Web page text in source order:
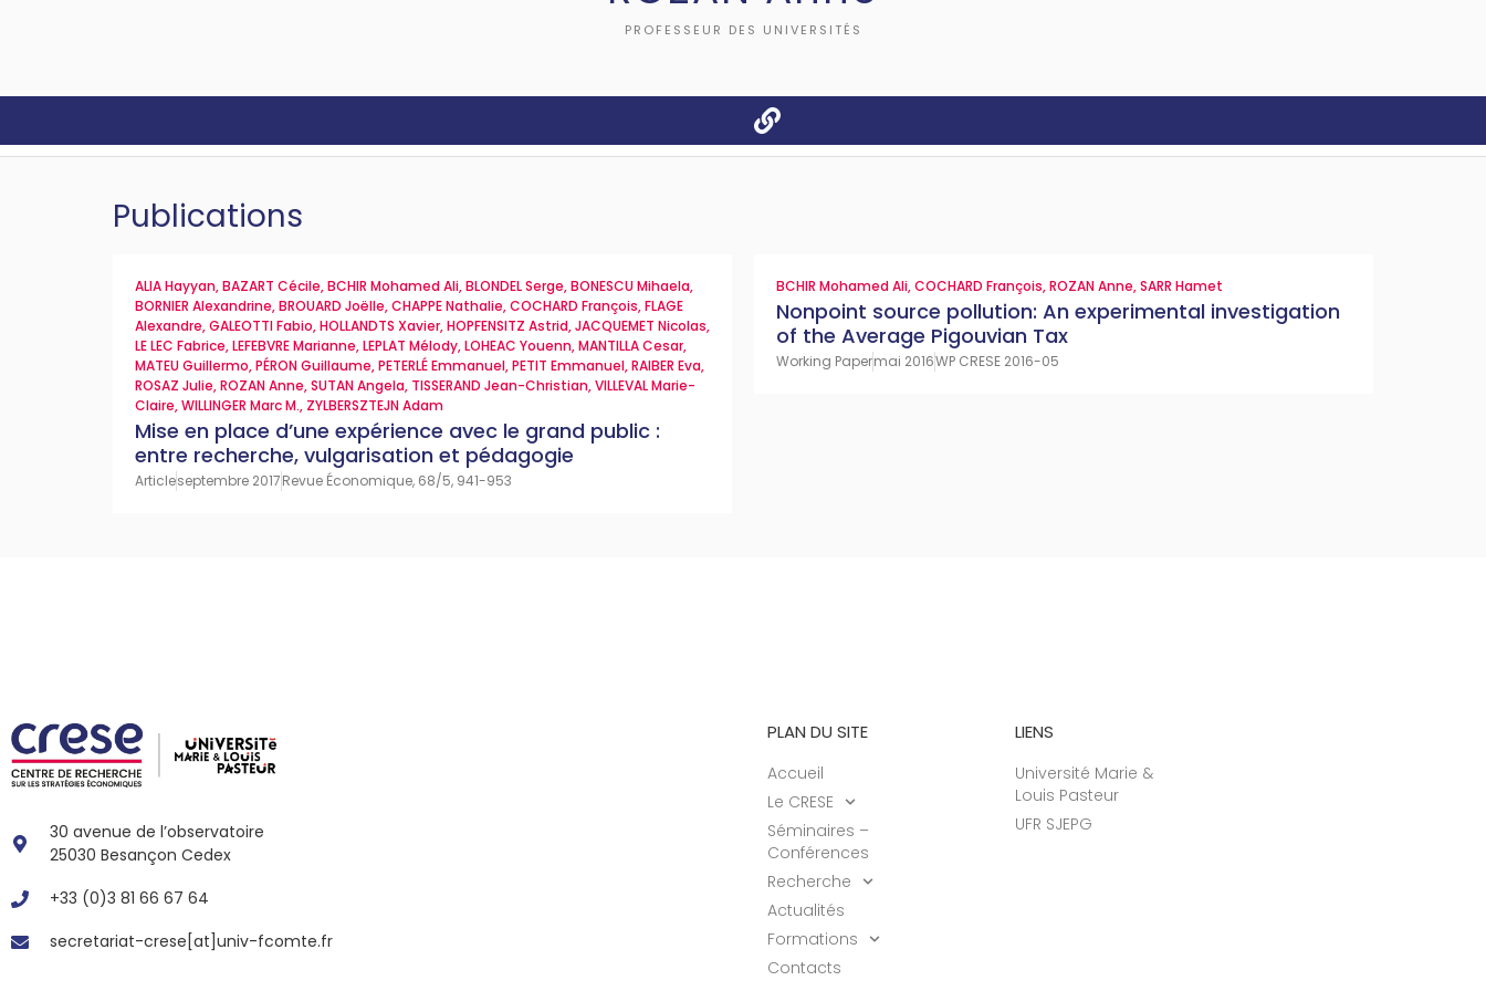
PROFESSEUR DES UNIVERSITÉS
Publications
ALIA Hayyan,BAZART Cécile,BCHIR Mohamed Ali,BLONDEL Serge,BONESCU Mihaela,
BORNIER Alexandrine,BROUARD Joëlle,CHAPPE Nathalie,COCHARD François,FLAGE
Alexandre,GALEOTTI Fabio,HOLLANDTS Xavier,HOPFENSITZ Astrid,JACQUEMET Nicolas,
LE LEC Fabrice,LEFEBVRE Marianne,LEPLAT Mélody,LOHEAC Youenn,MANTILLA Cesar,
MATEU Guillermo,PÉRON Guillaume,PETERLÉ Emmanuel,PETIT Emmanuel,RAIBER Eva,
ROSAZ Julie,ROZAN Anne,SUTAN Angela, TISSERAND Jean-Christian,VILLEVAL Marie-
Claire,WILLINGER Marc M., ZYLBERSZTEJN Adam
Mise en place d’une expérience avec le grand public :
entre recherche, vulgarisation et pédagogie
Articleseptembre 2017Revue Économique, 68/5, 941-953
BCHIR Mohamed Ali,COCHARD François,ROZAN Anne,SARR Hamet
Nonpoint source pollution: An experimental investigation
of the Average Pigouvian Tax
Working Papermai 2016WP CRESE 2016-05
30 avenue de l’observatoire
25030 Besançon Cedex
+33 (0)3 81 66 67 64
secretariat-crese[at]univ-fcomte.fr
PLAN DU SITE
Accueil
Le CRESE
Séminaires –
Conférences
Recherche
Actualités
Formations
Contacts
LIENS
Université Marie &
Louis Pasteur
UFR SJEPG